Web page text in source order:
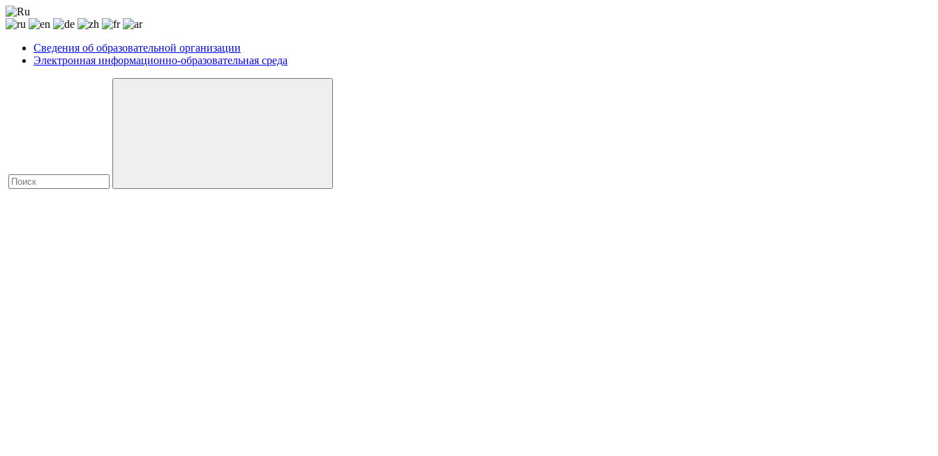
Сведения об образовательной организации
Электронная информационно-образовательная среда